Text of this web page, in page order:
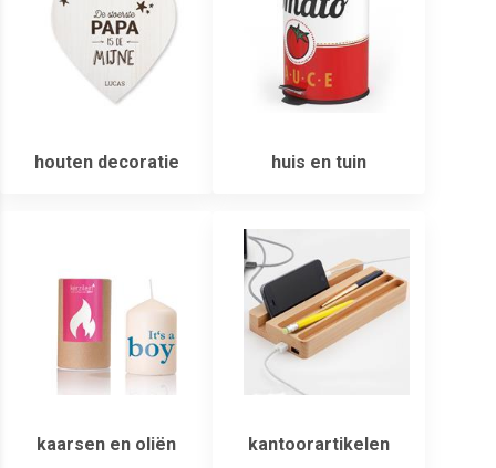
houten decoratie huis en tuin
kaarsen en oliën kantoorartikelen